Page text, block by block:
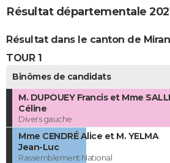
Résultat départementale
Résultat dans le canton de
TOUR 1
Binômes de candidats
M. DUPOUEY Francis et Mme
Céline
Divers gauche
Mme CENDRÉ Alice et M. YELMA
Jean-Luc
Rassemblement National